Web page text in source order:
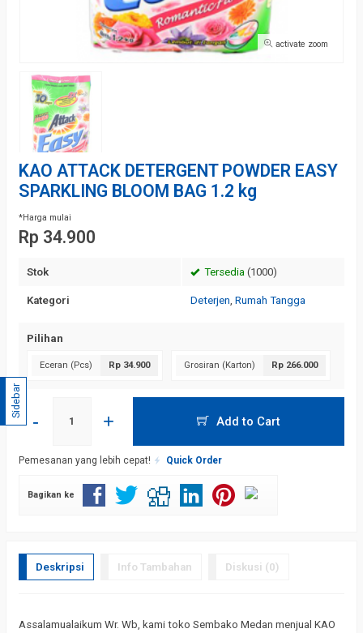
activate zoom
KAO ATTACK DETERGENT POWDER EASY
SPARKLING BLOOM BAG 1.2 kg
*Harga mulai
Rp 34.900
Stok Tersedia (1000)
Kategori Deterjen, Rumah Tangga
Pilihan
Eceran (Pcs) Rp 34.900 Grosiran (Karton) Rp 266.000
- + Add to Cart
Pemesanan yang lebih cepat! Quick Order
Bagikan ke
Deskripsi Info Tambahan Diskusi (0)
Assalamualaikum Wr. Wb, kami toko Sembako Medan menjual KAO
Sidebar